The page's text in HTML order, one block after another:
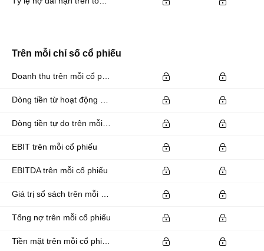
Trên mỗi chỉ số cổ phiếu
EBIT trên mỗi cổ phiếu
EBITDA trên mỗi cổ phiếu
Tổng nợ trên mỗi cổ phiếu